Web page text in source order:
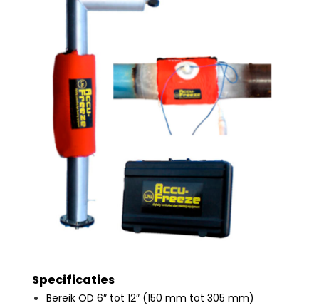
Specificaties
Bereik OD 6″ tot 12″ (150 mm tot 305 mm)